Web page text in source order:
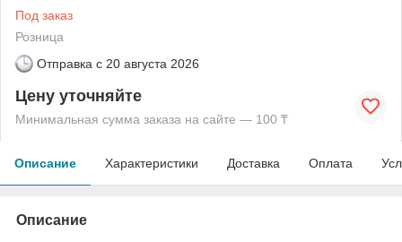
Под заказ
Розница
Отправка с 20 августа 2026
Цену уточняйте
Минимальная сумма заказа на сайте — 100 ₸
Описание Характеристики Доставка Оплата
Описание